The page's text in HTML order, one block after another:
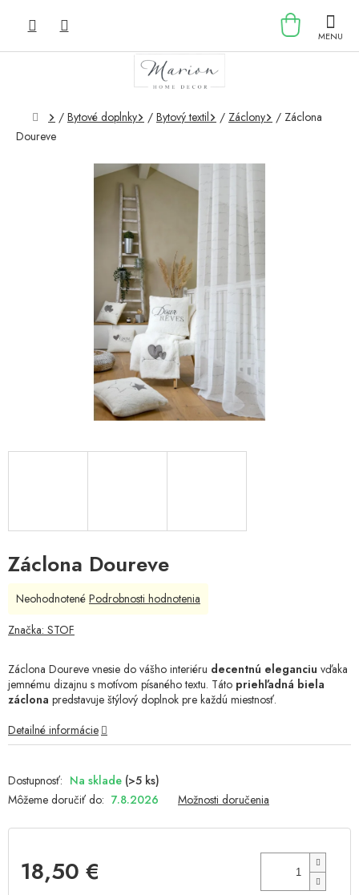
KOŠÍK
Domov
/ Bytové doplnky / Bytový textil / Záclony / Záclona
Doureve
Záclona Doureve
Na sklade (>5 ks)
Môžeme doručiť do: 7.8.2026 Možnosti doručenia
18,50 €
Záclona Doureve vnesie do vášho interiéru decentnú eleganciu vďaka
jemnému dizajnu s motívom písaného textu. Táto priehľadná biela
záclona predstavuje štýlový doplnok pre každú miestnosť.
Detailné informácie
Priemerné
produktu
z
5
hviezdičiek.
Neohodnotené Podrobnosti hodnotenia
Značka: STOF